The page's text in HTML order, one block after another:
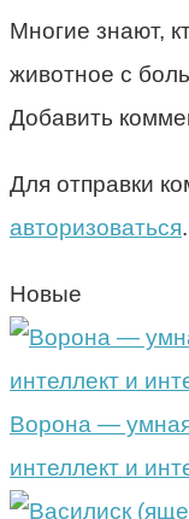
Многие знают,
животное с
Добавить
Для отправки
авторизоваться.
Новые
Ворона —
интеллект и